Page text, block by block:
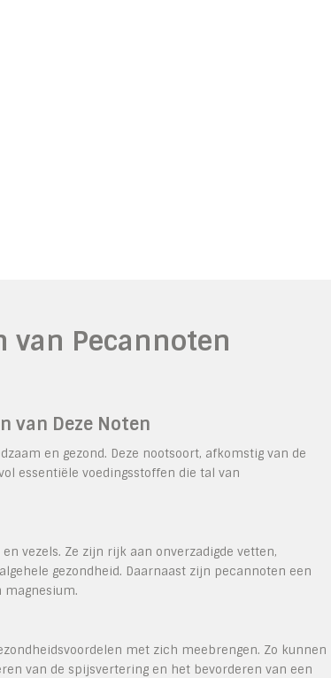
van Pecannoten
van Deze Noten
en gezond. Deze nootsoort, afkomstig van de
essentiële voedingsstoffen die tal van
vezels. Ze zijn rijk aan onverzadigde vetten,
gezondheid. Daarnaast zijn pecannoten een
magnesium.
met zich meebrengen. Zo kunnen
van de spijsvertering en het bevorderen van een